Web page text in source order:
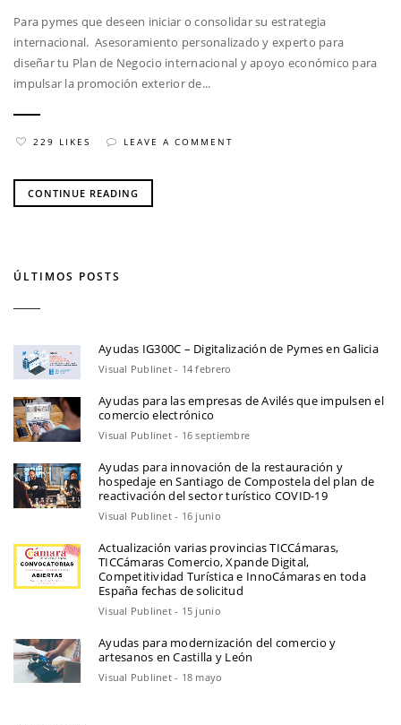
Para pymes que deseen iniciar o consolidar su estrategia
internacional. Asesoramiento personalizado y experto para
diseñar tu Plan de Negocio internacional y apoyo económico para
impulsar la promoción exterior de...
229 LIKES LEAVE A COMMENT
CONTINUE READING
ÚLTIMOS POSTS
Ayudas IG300C – Digitalización de Pymes en Galicia
Visual Publinet - 14 febrero
Ayudas para las empresas de Avilés que impulsen el
comercio electrónico
Visual Publinet - 16 septiembre
Ayudas para innovación de la restauración y
hospedaje en Santiago de Compostela del plan de
reactivación del sector turístico COVID-19
Visual Publinet - 16 junio
Actualización varias provincias TICCámaras,
TICCámaras Comercio, Xpande Digital,
Competitividad Turística e InnoCámaras en toda
España fechas de solicitud
Visual Publinet - 15 junio
Ayudas para modernización del comercio y
artesanos en Castilla y León
Visual Publinet - 18 mayo